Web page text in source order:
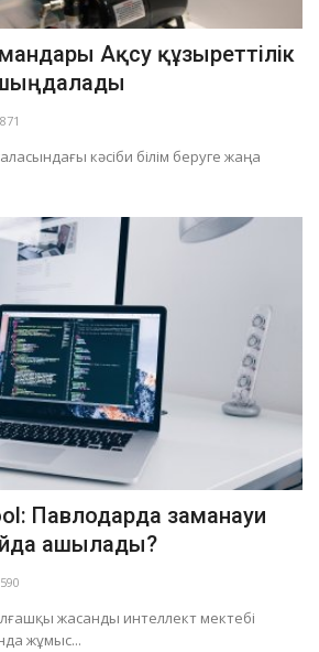
Ақсу құзыреттілік
кәсіби білім беруге жаңа
Павлодарда заманауи
ашылады?
жасанды интеллект мектебі
жұмыс...